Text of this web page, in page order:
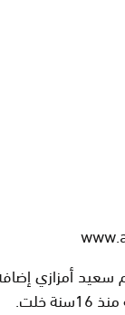
سعيد أمزازي
خلت.